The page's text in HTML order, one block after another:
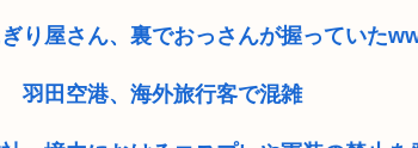
り屋さん、裏でおっさんが握っていた
羽田空港、海外旅行客で混雑